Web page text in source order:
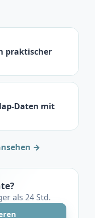
praktischer
Daten mit
→
als 24 Std.